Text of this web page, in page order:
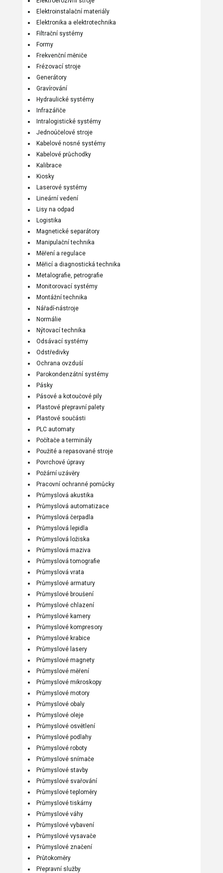
Elektroinstalační materiály
Elektronika a elektrotechnika
Filtrační systémy
Formy
Frekvenční měniče
Frézovací stroje
Generátory
Gravírování
Hydraulické systémy
Infrazářiče
Intralogistické systémy
Jednoúčelové stroje
Kabelové nosné systémy
Kabelové průchodky
Kalibrace
Kiosky
Laserové systémy
Lineární vedení
Lisy na odpad
Logistika
Magnetické separátory
Manipulační technika
Měření a regulace
Měřicí a diagnostická technika
Metalografie, petrografie
Monitorovací systémy
Montážní technika
Nářadí-nástroje
Normálie
Nýtovací technika
Odsávací systémy
Odstředivky
Ochrana ovzduší
Parokondenzátní systémy
Pásky
Pásové a kotoučové pily
Plastové přepravní palety
Plastové součásti
PLC automaty
Počítače a terminály
Použité a repasované stroje
Povrchové úpravy
Požární uzávěry
Pracovní ochranné pomůcky
Průmyslová akustika
Průmyslová automatizace
Průmyslová čerpadla
Průmyslová lepidla
Průmyslová ložiska
Průmyslová maziva
Průmyslová tomografie
Průmyslová vrata
Průmyslové armatury
Průmyslové broušení
Průmyslové chlazení
Průmyslové kamery
Průmyslové kompresory
Průmyslové krabice
Průmyslové lasery
Průmyslové magnety
Průmyslové měření
Průmyslové mikroskopy
Průmyslové motory
Průmyslové obaly
Průmyslové oleje
Průmyslové osvětlení
Průmyslové podlahy
Průmyslové roboty
Průmyslové snímače
Průmyslové stavby
Průmyslové svařování
Průmyslové teploměry
Průmyslové tiskárny
Průmyslové váhy
Průmyslové vybavení
Průmyslové vysavače
Průmyslové značení
Průtokoměry
Přepravní služby